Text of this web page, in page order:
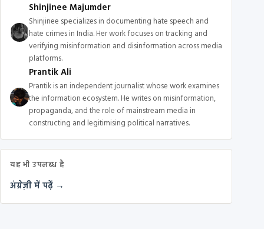
Shinjinee Majumder
Shinjinee specializes in documenting hate speech and
hate crimes in India. Her work focuses on tracking and
verifying misinformation and disinformation across media
platforms.
Prantik Ali
Prantik is an independent journalist whose work examines
the information ecosystem. He writes on misinformation,
propaganda, and the role of mainstream media in
constructing and legitimising political narratives.
यह भी उपलब्ध है
अंग्रेज़ी में पढ़ें →